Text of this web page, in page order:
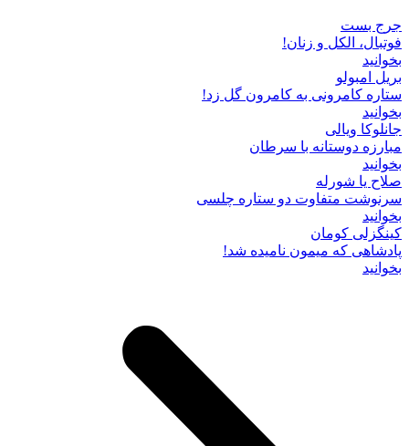
جرج بست
فوتبال، الکل و زنان!
بخوانید
بریل امبولو
ستاره کامرونی به کامرون گل زد!
بخوانید
جانلوکا ویالی
مبارزه دوستانه با سرطان
بخوانید
صلاح یا شورله
سرنوشت متفاوت دو ستاره چلسی
بخوانید
کینگزلی کومان
پادشاهی که میمون نامیده شد!
بخوانید